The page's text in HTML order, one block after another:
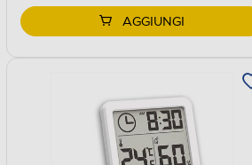
AGGIUNGI